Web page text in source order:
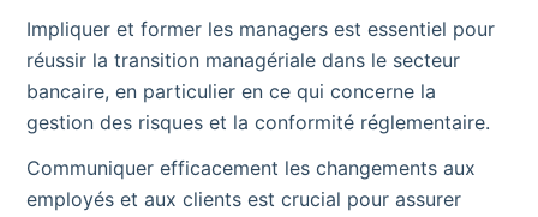
Impliquer et former les managers est essentiel pour
réussir la transition managériale dans le secteur
bancaire, en particulier en ce qui concerne la
gestion des risques et la conformité réglementaire.
Communiquer efficacement les changements aux
employés et aux clients est crucial pour assurer